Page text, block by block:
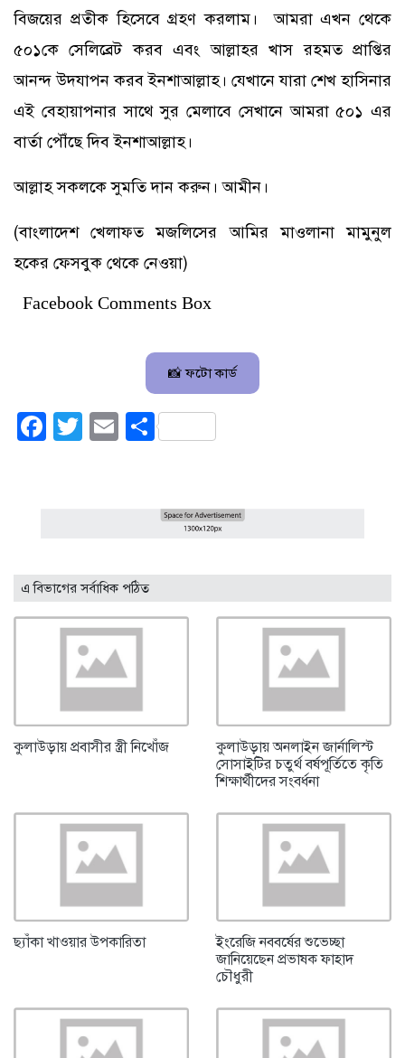
বিজয়ের প্রতীক হিসেবে গ্রহণ করলাম। আমরা এখন থেকে
৫০১কে সেলিব্রেট করব এবং আল্লাহর খাস রহমত প্রাপ্তির
আনন্দ উদযাপন করব ইনশাআল্লাহ। যেখানে যারা শেখ হাসিনার
এই বেহায়াপনার সাথে সুর মেলাবে সেখানে আমরা ৫০১ এর
বার্তা পৌঁছে দিব ইনশাআল্লাহ।
আল্লাহ সকলকে সুমতি দান করুন। আমীন।
(বাংলাদেশ খেলাফত মজলিসের আমির মাওলানা মামুনুল
হকের ফেসবুক থেকে নেওয়া)
Facebook Comments Box
📸 ফটো কার্ড
Facebook
Twitter
EmailShare
এ বিভাগের সর্বাধিক পঠিত
কুলাউড়ায় প্রবাসীর স্ত্রী নিখোঁজ
কুলাউড়ায় অনলাইন জার্নালিস্ট
সোসাইটির চতুর্থ বর্ষপূর্তিতে কৃতি
শিক্ষার্থীদের সংবর্ধনা
ছ্যাঁকা খাওয়ার উপকারিতা
ইংরেজি নববর্ষের শুভেচ্ছা
জানিয়েছেন প্রভাষক ফাহাদ
চৌধুরী